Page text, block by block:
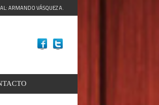
ARMANDO VÁSQUEZ A.